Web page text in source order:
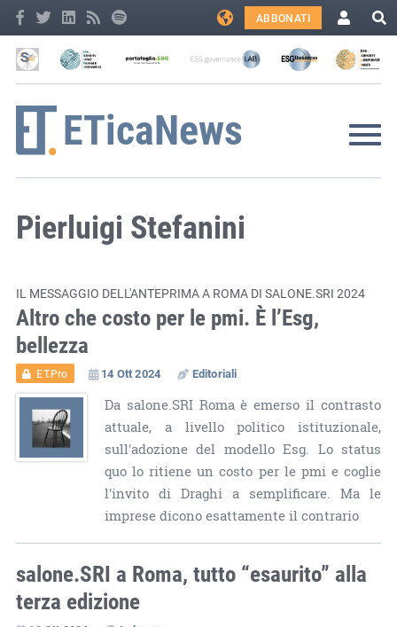
ABBONATI
Pierluigi Stefanini
IL MESSAGGIO DELL'ANTEPRIMA A ROMA DI SALONE.SRI 2024
Altro che costo per le pmi. È l’Esg,
bellezza
ET.Pro 14 Ott 2024 Editoriali
Da salone.SRI Roma è emerso il contrasto
attuale, a livello politico istituzionale,
sull'adozione del modello Esg. Lo status
quo lo ritiene un costo per le pmi e coglie
l'invito di Draghi a semplificare. Ma le
imprese dicono esattamente il contrario
salone.SRI a Roma, tutto “esaurito” alla
terza edizione